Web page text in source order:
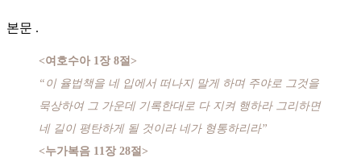
본문 .
<여호수아 1장 8절>
“이 율법책을 네 입에서 떠나지 말게 하며 주야로 그것을
묵상하여 그 가운데 기록한대로 다 지켜 행하라 그리하면
네 길이 평탄하게 될 것이라 네가 형통하리라”
<누가복음 11장 28절>